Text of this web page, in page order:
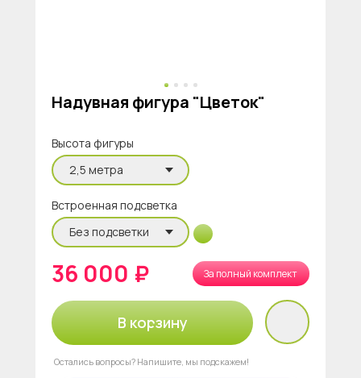
Надувная фигура "Цветок"
Высота фигуры
В корзину
36 000 ₽
Остались вопросы? Напишите, мы подскажем!
За полный комплект
Встроенная подсветка